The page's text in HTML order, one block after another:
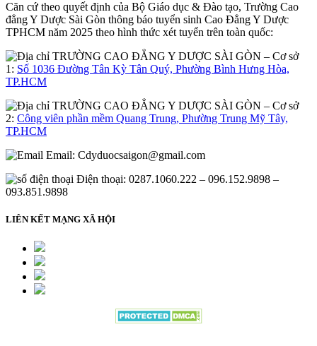
Căn cứ theo quyết định của Bộ Giáo dục & Đào tạo, Trường Cao
đẳng Y Dược Sài Gòn thông báo tuyển sinh Cao Đẳng Y Dược
TPHCM năm 2025 theo hình thức xét tuyển trên toàn quốc:
– Cơ sở
1: Số 1036 Đường Tân Kỳ Tân Quý, Phường Bình Hưng Hòa,
TP.HCM
– Cơ sở
2: Công viên phần mềm Quang Trung, Phường Trung Mỹ Tây,
TP.HCM
Email: Cdyduocsaigon@gmail.com
Điện thoại: 0287.1060.222 – 096.152.9898 –
093.851.9898
LIÊN KẾT MẠNG XÃ HỘI